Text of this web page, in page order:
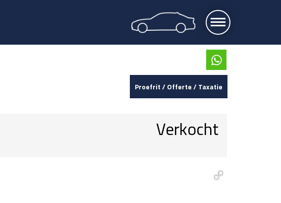
Proefrit / Offerte / Taxatie
Verkocht